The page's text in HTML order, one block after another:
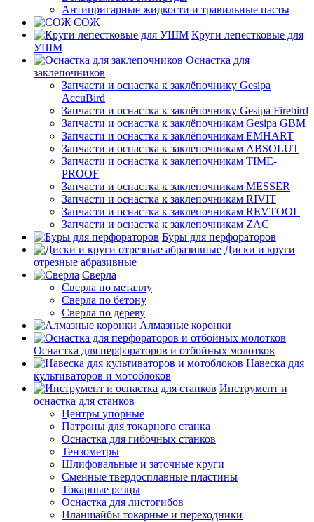
Антипригарные жидкости и травильные пасты
СОЖ
Круги лепестковые для
УШМ
Оснастка для
заклепочников
Запчасти и оснастка к заклёпочнику Gesipa
AccuBird
Запчасти и оснастка к заклёпочнику Gesipa Firebird
Запчасти и оснастка к заклёпочникам Gesipa GBM
Запчасти и оснастка к заклёпочникам EMHART
Запчасти и оснастка к заклепочникам ABSOLUT
Запчасти и оснастка к заклепочникам TIME-
PROOF
Запчасти и оснастка к заклепочникам MESSER
Запчасти и оснастка к заклепочникам RIVIT
Запчасти и оснастка к заклепочникам REVTOOL
Запчасти и оснастка к заклепочникам ZAC
Буры для перфораторов
Диски и круги
отрезные абразивные
Сверла
Сверла по металлу
Сверла по бетону
Сверла по дереву
Алмазные коронки
Оснастка для перфораторов и отбойных молотков
Навеска для
культиваторов и мотоблоков
Инструмент и
оснастка для станков
Центры упорные
Патроны для токарного станка
Оснастка для гибочных станков
Тензометры
Шлифовальные и заточные круги
Сменные твердосплавные пластины
Токарные резцы
Оснастка для листогибов
Планшайбы токарные и переходники